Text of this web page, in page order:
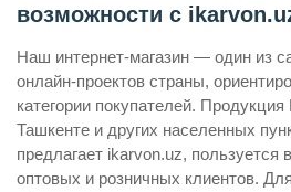
возможности с
Наш интернет-магазин — один из
онлайн-проектов страны,
категории покупателей.
Ташкенте и других населенных
предлагает ikarvon.uz,
оптовых и розничных клиентов.